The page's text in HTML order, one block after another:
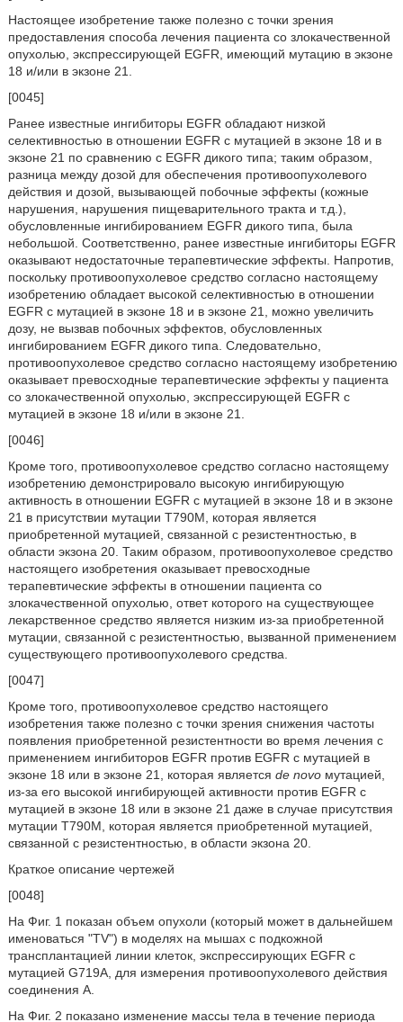
Настоящее изобретение также полезно с точки зрения
предоставления способа лечения пациента со злокачественной
опухолью, экспрессирующей EGFR, имеющий мутацию в экзоне
18 и/или в экзоне 21.
[0045]
Ранее известные ингибиторы EGFR обладают низкой
селективностью в отношении EGFR с мутацией в экзоне 18 и в
экзоне 21 по сравнению с EGFR дикого типа; таким образом,
разница между дозой для обеспечения противоопухолевого
действия и дозой, вызывающей побочные эффекты (кожные
нарушения, нарушения пищеварительного тракта и т.д.),
обусловленные ингибированием EGFR дикого типа, была
небольшой. Соответственно, ранее известные ингибиторы EGFR
оказывают недостаточные терапевтические эффекты. Напротив,
поскольку противоопухолевое средство согласно настоящему
изобретению обладает высокой селективностью в отношении
EGFR с мутацией в экзоне 18 и в экзоне 21, можно увеличить
дозу, не вызвав побочных эффектов, обусловленных
ингибированием EGFR дикого типа. Следовательно,
противоопухолевое средство согласно настоящему изобретению
оказывает превосходные терапевтические эффекты у пациента
со злокачественной опухолью, экспрессирующей EGFR с
мутацией в экзоне 18 и/или в экзоне 21.
[0046]
Кроме того, противоопухолевое средство согласно настоящему
изобретению демонстрировало высокую ингибирующую
активность в отношении EGFR с мутацией в экзоне 18 и в экзоне
21 в присутствии мутации T790M, которая является
приобретенной мутацией, связанной с резистентностью, в
области экзона 20. Таким образом, противоопухолевое средство
настоящего изобретения оказывает превосходные
терапевтические эффекты в отношении пациента со
злокачественной опухолью, ответ которого на существующее
лекарственное средство является низким из-за приобретенной
мутации, связанной с резистентностью, вызванной применением
существующего противоопухолевого средства.
[0047]
Кроме того, противоопухолевое средство настоящего
изобретения также полезно с точки зрения снижения частоты
появления приобретенной резистентности во время лечения с
применением ингибиторов EGFR против EGFR с мутацией в
экзоне 18 или в экзоне 21, которая является de novoмутацией,
из-за его высокой ингибирующей активности против EGFR с
мутацией в экзоне 18 или в экзоне 21 даже в случае присутствия
мутации T790M, которая является приобретенной мутацией,
связанной с резистентностью, в области экзона 20.
Краткое описание чертежей
[0048]
На Фиг. 1 показан объем опухоли (который может в дальнейшем
именоваться "TV") в моделях на мышах с подкожной
трансплантацией линии клеток, экспрессирующих EGFR с
мутацией G719A, для измерения противоопухолевого действия
соединения A.
На Фиг. 2 показано изменение массы тела в течение периода